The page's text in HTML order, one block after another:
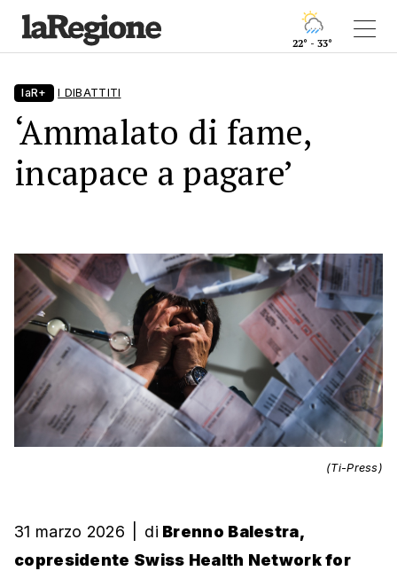
22° - 33°
laR+ I DIBATTITI
‘Ammalato di fame,
incapace a pagare’
(Ti-Press)
31 marzo 2026 di Brenno Balestra,
copresidente Swiss Health Network for